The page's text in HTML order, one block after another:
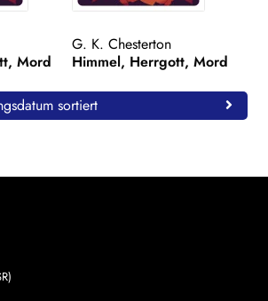
Mord
G. K. Chesterton
Himmel, Herrgott, Mord
sortiert